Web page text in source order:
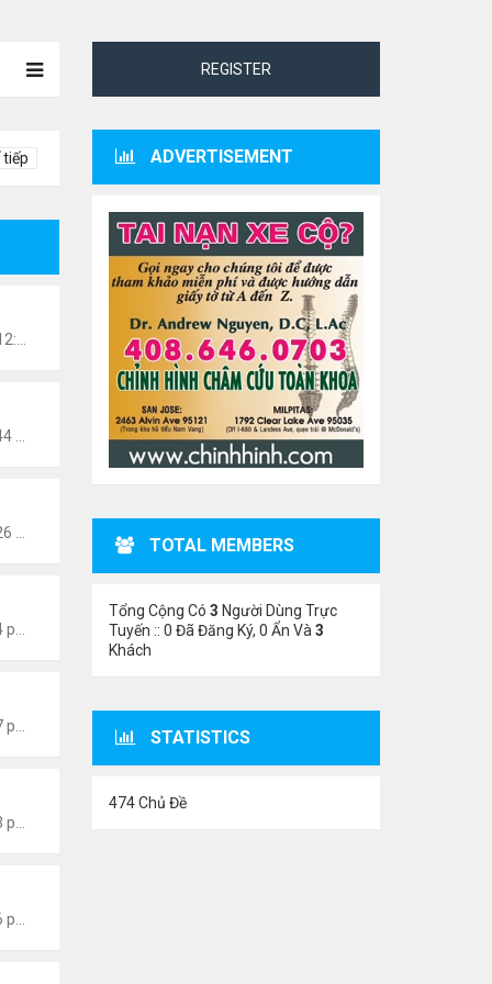
tiếp
REGISTER
ADVERTISEMENT
TOTAL MEMBERS
Tổng Cộng Có 3 Người Dùng Trực
Tuyến :: 0 Đã Đăng Ký, 0 Ẩn Và 3
Khách
STATISTICS
474 Chủ Đề